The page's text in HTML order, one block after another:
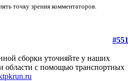
точку зрения комментаторов.
#551
сборки уточняйте у наших
области с помощью транспортных